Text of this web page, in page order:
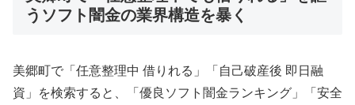
うソフト闇金の業界構造を暴く
美郷町で「任意整理中 借りれる」「自己破産後 即日融
資」を検索すると、「優良ソフト闇金ランキング」「安全